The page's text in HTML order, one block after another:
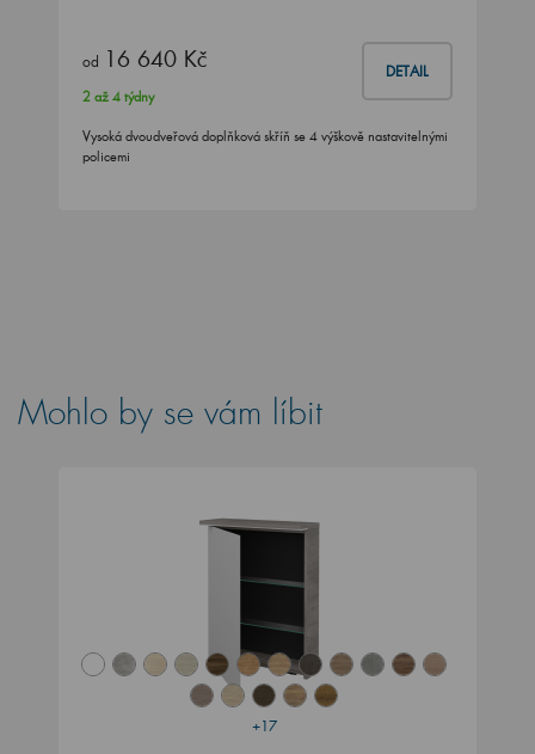
od 16 640 Kč DETAIL
2 až 4 týdny
Vysoká dvoudveřová doplňková skříň se 4 výškově nastavitelnými
policemi
Mohlo by se vám líbit
+17